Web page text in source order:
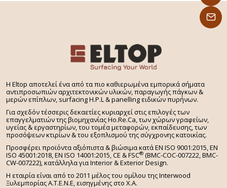
H Eltop αποτελεί ένα από τα πιο καθιερωμένα εμπορικά σήματα
αντιπροσωπιών αρχιτεκτονικών υλικών, παραγωγής πάγκων &
μερών επίπλων, surfacing H.P.L & panelling ειδικών πυρήνων.
Για σχεδόν τέσσερις δεκαετίες κυριαρχεί στις επιλογές των
επαγγελματιών της βιομηχανίας Ho.Re.Ca, των χώρων γραφείων,
υγείας & εργαστηρίων, του τομέα μεταφορών, εκπαίδευσης, των
προσόψεων κτιρίων & του εξοπλισμού της σύγχρονης κατοικίας.
Προσφέρει προϊόντα αξιόπιστα & βιώσιμα κατά EN ISO 9001:2015, EN
ISO 45001:2018, EN ISO 14001:2015, CE & FSC® (BMC-COC-007222, BMC-
CW-007222), κατάλληλα για Interior & Exterior Design.
Η εταιρία είναι από το 2011 μέλος του ομίλου της Interwood
Ξυλεμπορίας Α.Τ.Ε.Ν.Ε, εισηγμένης στο Χ.A.